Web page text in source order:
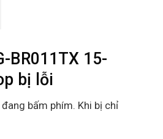
BR011TX 15-
bị lỗi
bấm phím. Khi bị chỉ